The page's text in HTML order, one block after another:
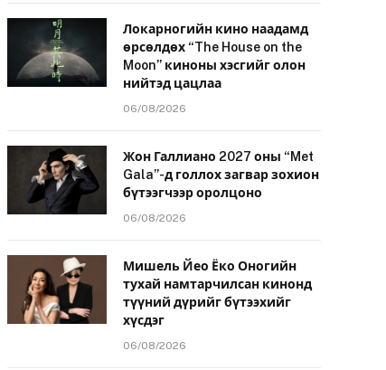
Локарногийн кино наадамд
өрсөлдөх “The House on the
Moon” киноны хэсгийг олон
нийтэд цацлаа
06/08/2026
Жон Галлиано 2027 оны “Met
Gala”-д голлох загвар зохион
бүтээгчээр оролцоно
06/08/2026
Мишель Йео Ёко Оногийн
тухай намтарчилсан кинонд
түүний дүрийг бүтээхийг
хүсдэг
06/08/2026